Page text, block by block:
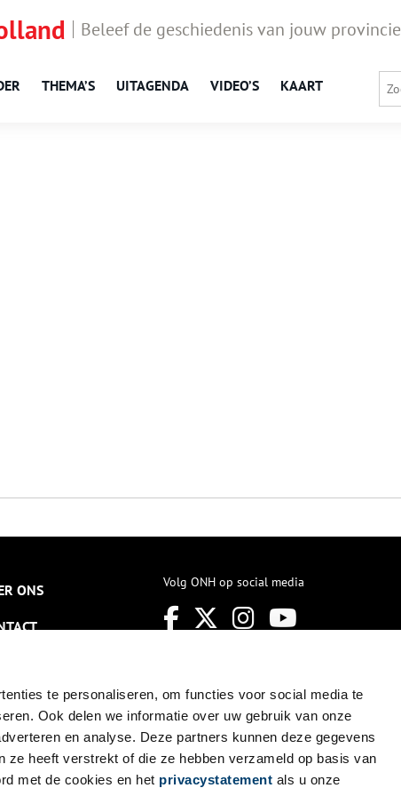
te personaliseren, om functies voor social media te
Ook delen we informatie over uw gebruik van onze
en analyse. Deze partners kunnen deze gegevens
ze heeft verstrekt of die ze hebben verzameld op basis van
met de cookies en het privacystatement als u onze
Beleef de geschiedenis van jouw provincie
THEMA’S UITAGENDA VIDEO’S KAART
ONS Volg ONH op social media